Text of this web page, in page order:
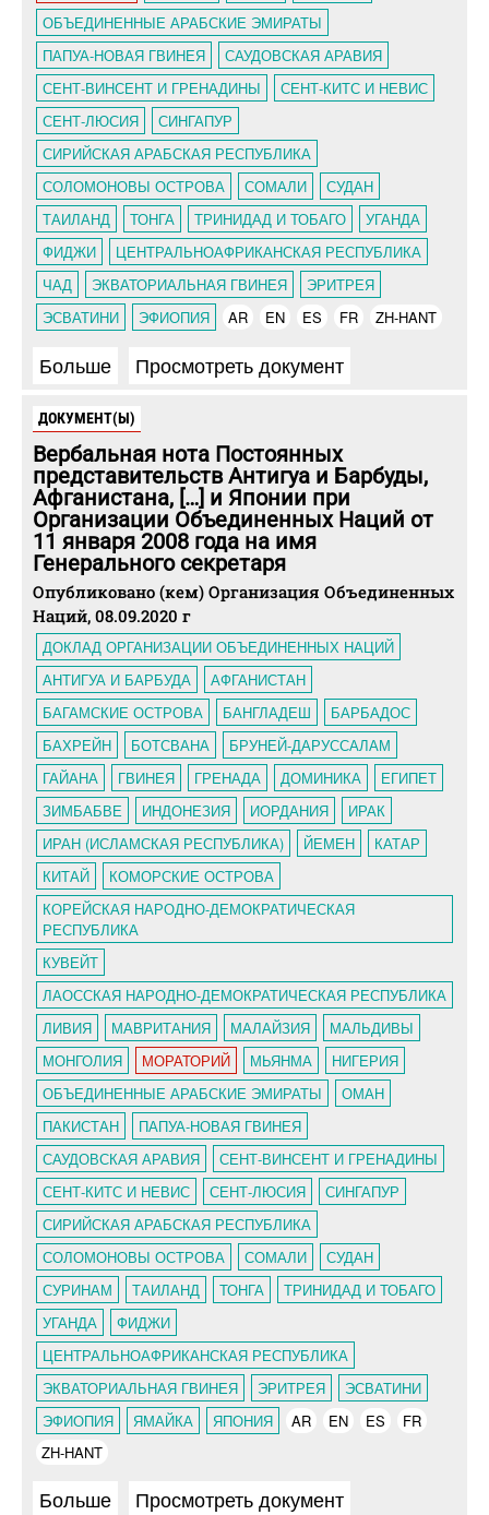
ОБЪЕДИНЕННЫЕ АРАБСКИЕ ЭМИРАТЫ
ПАПУА-НОВАЯ ГВИНЕЯ
САУДОВСКАЯ АРАВИЯ
СЕНТ-ВИНСЕНТ И ГРЕНАДИНЫ
СЕНТ-КИТС И НЕВИС
СЕНТ-ЛЮСИЯ
СИНГАПУР
СИРИЙСКАЯ АРАБСКАЯ РЕСПУБЛИКА
СОЛОМОНОВЫ ОСТРОВА
СОМАЛИ
СУДАН
ТАИЛАНД
ТОНГА ТРИНИДАД И ТОБАГО
УГАНДА
ФИДЖИ
ЦЕНТРАЛЬНОАФРИКАНСКАЯ РЕСПУБЛИКА
ЧАД
ЭКВАТОРИАЛЬНАЯ ГВИНЕЯ
ЭРИТРЕЯ
ЭСВАТИНИ
ЭФИОПИЯ AR EN ES FR ZH-HANT
Больше Просмотреть документ
ДОКУМЕНТ(Ы)
Вербальная нота Постоянных
представительств Антигуа и Барбуды,
Афганистана, […] и Японии при
Организации Объединенных Наций от
11 января 2008 года на имя
Генерального секретаря
Опубликовано (кем) Организация Объединенных
Наций, 08.09.2020 г
ДОКЛАД ОРГАНИЗАЦИИ ОБЪЕДИНЕННЫХ НАЦИЙ
АНТИГУА И БАРБУДА
АФГАНИСТАН
БАГАМСКИЕ ОСТРОВА
БАНГЛАДЕШ
БАРБАДОС
БАХРЕЙН
БОТСВАНА
БРУНЕЙ-ДАРУССАЛАМ
ГАЙАНА
ГВИНЕЯ ГРЕНАДА ДОМИНИКА
ЕГИПЕТ
ЗИМБАБВЕ
ИНДОНЕЗИЯ ИОРДАНИЯ
ИРАК
ИРАН (ИСЛАМСКАЯ РЕСПУБЛИКА)
ЙЕМЕН
КАТАР
КИТАЙ
КОМОРСКИЕ ОСТРОВА
КОРЕЙСКАЯ НАРОДНО-ДЕМОКРАТИЧЕСКАЯ
РЕСПУБЛИКА
КУВЕЙТ
ЛАОССКАЯ НАРОДНО-ДЕМОКРАТИЧЕСКАЯ РЕСПУБЛИКА
ЛИВИЯ
МАВРИТАНИЯ МАЛАЙЗИЯ
МАЛЬДИВЫ
МОНГОЛИЯ
МОРАТОРИЙ МЬЯНМА
НИГЕРИЯ
ОБЪЕДИНЕННЫЕ АРАБСКИЕ ЭМИРАТЫ
ОМАН
ПАКИСТАН
ПАПУА-НОВАЯ ГВИНЕЯ
САУДОВСКАЯ АРАВИЯ
СЕНТ-ВИНСЕНТ И ГРЕНАДИНЫ
СЕНТ-КИТС И НЕВИС
СЕНТ-ЛЮСИЯ
СИНГАПУР
СИРИЙСКАЯ АРАБСКАЯ РЕСПУБЛИКА
СОЛОМОНОВЫ ОСТРОВА
СОМАЛИ
СУДАН
СУРИНАМ
ТАИЛАНД ТОНГА
ТРИНИДАД И ТОБАГО
УГАНДА
ФИДЖИ
ЦЕНТРАЛЬНОАФРИКАНСКАЯ РЕСПУБЛИКА
ЭКВАТОРИАЛЬНАЯ ГВИНЕЯ
ЭРИТРЕЯ
ЭСВАТИНИ
ЭФИОПИЯ
ЯМАЙКА ЯПОНИЯ AR EN ES
FR
ZH-HANT
Больше Просмотреть документ